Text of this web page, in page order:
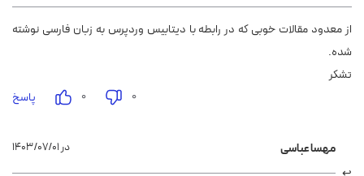
از معدود مقالات خوبی که در رابطه با دیتابیس وردپرس به زبان فارسی نوشته
شده.
تشکر
۰
۰ پاسخ
مهسا عباسی ۱۴۰۳/۰۷/۰۱ در